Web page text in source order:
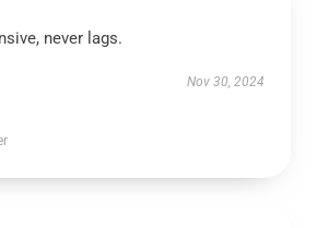
never lags.
Nov 30, 2024